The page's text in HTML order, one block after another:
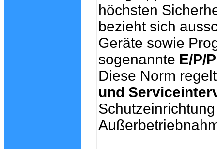
höchsten
bezieht sich
Geräte sowie
sogenannte E/P/
Diese Norm
und